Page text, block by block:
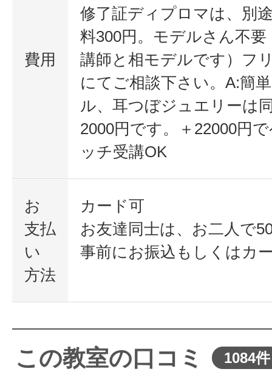
費用
修了証ディプロマは、別
料300円。モデルさん不
講師と相モデルです）フ
にてご相談下さい。A:簡
ル、耳つぼジュエリーは
2000円です。＋22000円
ッチ受講OK
お
支払
い
方法
カード可
お友達同士は、お二人で
事前にお振込もしくはカ
この教室の口コミ 1084件